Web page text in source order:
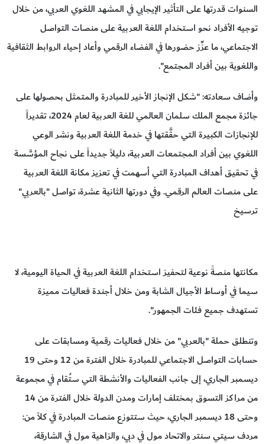
السنوات قدرتها على التأثير الإيجابي في المشهد اللغوي العربي، من خلال
توجيه الأفراد نحو استخدام اللغة العربية على منصات التواصل
الاجتماعي، ما عزِّز حضورها في الفضاء الرقمي وأعاد إحياء الروابط الثقافية
واللغوية بين أفراد المجتمع".
وأضاف سعادته: "شكل الإنجاز الأخير للمبادرة والمتمثل بحصولها على
جائزة مجمع الملك سلمان العالمي للغة العربية لعام 2024، تقديراً
للإنجازات الكبيرة التي حقَّقتها في خدمة اللغة العربية ونشر الوعي
اللغوي بين أفراد المجتمعات العربية، دليلاً جديداً على نجاح المؤسَّسة
في تحقيق أهداف المبادرة التي أسهمت في تعزيز مكانة اللغة العربية
على منصات العالم الرقمي. وفي دورتها الثانية عشرة، تواصل "بالعربي"
ترسيخ
مكانتها منصةً نوعية لتحفيز استخدام اللغة العربية في الحياة اليومية، لا
سيما في أوساط الأجيال الشابة ومن خلال أجندة فعاليات مميزة
تستهدف جميع فئات الجمهور".
وتنطلق حملة "بالعربي" من خلال فعاليات رقمية ومسابقات على
حسابات التواصل الاجتماعي للمبادرة خلال الفترة من 12 وحتى 19
ديسمبر الجاري، إلى جانب الفعاليات والأنشطة التي ستُقام في مجموعة
من مراكز التسوق بمختلف إمارات ومدن الدولة خلال الفترة من 14
وحتى 18 ديسمبر الجاري، حيث ستتوزع منصات المبادرة في كلاً من:
مردف سيتي سنتر والاتحاد مول في دبي، والزاهية مول في الشارقة،